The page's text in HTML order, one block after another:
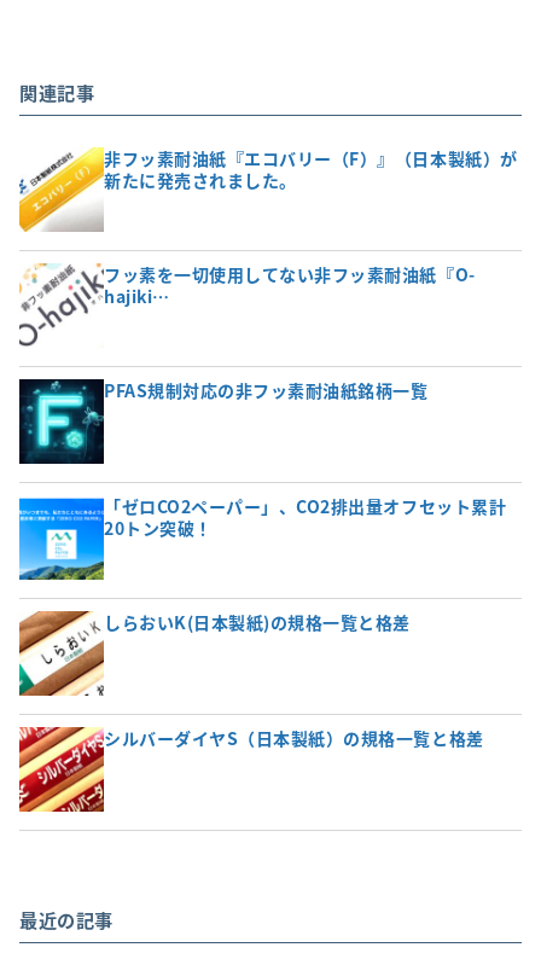
関連記事
非フッ素耐油紙『エコバリー（F）』（日本製紙）が
新たに発売されました。
フッ素を一切使用してない非フッ素耐油紙『O-
hajiki…
PFAS規制対応の非フッ素耐油紙銘柄一覧
「ゼロCO2ペーパー」、CO2排出量オフセット累計
20トン突破！
しらおいK(日本製紙)の規格一覧と格差
シルバーダイヤS（日本製紙）の規格一覧と格差
最近の記事